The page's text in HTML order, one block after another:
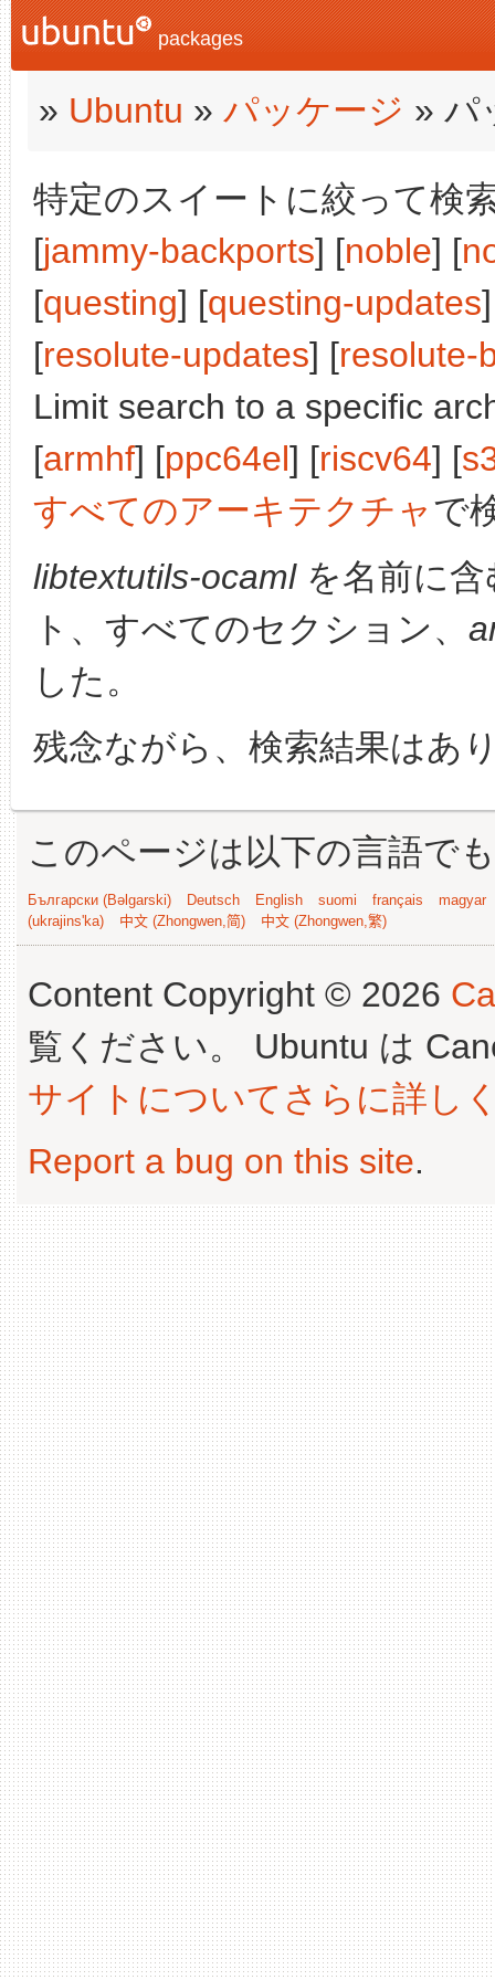
packages
» Ubuntu » パッケージ » パ
特定のスイートに絞って検
[jammy-backports] [noble] [
[questing] [questing-updates
[resolute-updates] [resolute-
Limit search to a specific
[armhf] [ppc64el] [riscv64] [
すべてのアーキテクチャで
libtextutils-ocamlを名前に含
ト、すべてのセクション、
した。
残念ながら、検索結果はあ
このページは以下の言語で
Български (Bəlgarski) Deutsch English suomi français
magyar
(ukrajins'ka)
中文 (Zhongwen,简) 中文 (Zhongwen,繁)
Content Copyright © 2026
覧ください。 Ubuntu は
サイトについてさらに詳し
Report a bug on this site.